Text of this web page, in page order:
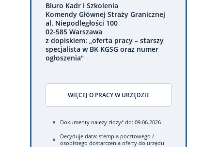
Biuro Kadr i Szkolenia
Komendy Głównej Straży Granicznej
al. Niepodległości 100
02-585 Warszawa
z dopiskiem: „oferta pracy – starszy
specjalista w BK KGSG oraz numer
ogłoszenia"
WIĘCEJ O PRACY W URZĘDZIE
Dokumenty należy złożyć do: 09.06.2026
Decyduje data: stempla pocztowego /
osobistego dostarczenia oferty do urzędu